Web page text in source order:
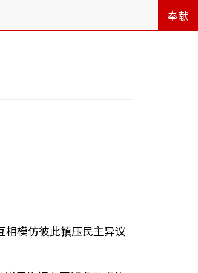
奉献
模仿彼此镇压民主异议